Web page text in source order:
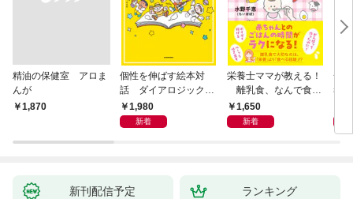
精油の保健室 アロま
んが
￥1,870
個性を伸ばす絵本対
話 ダイアロジック・
リーディング
1,980
新着
栄養士ママが教える！
離乳食、なんで食べ
てくれないの？ 赤ちゃ
んの「食べない」に困
1,650
新着
一
考
新刊配信予定 ランキング